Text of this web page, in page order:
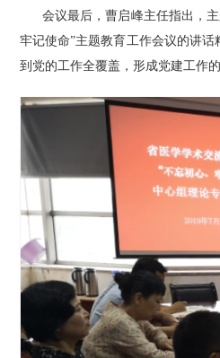
会议最后，曹启峰主任指出，
牢记使命”主题教育工作会议的讲
到党的工作全覆盖，形成党建工作的